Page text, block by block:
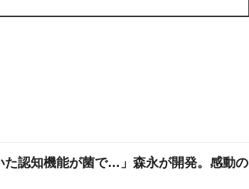
た認知機能が菌で…」森永が開発。感動の